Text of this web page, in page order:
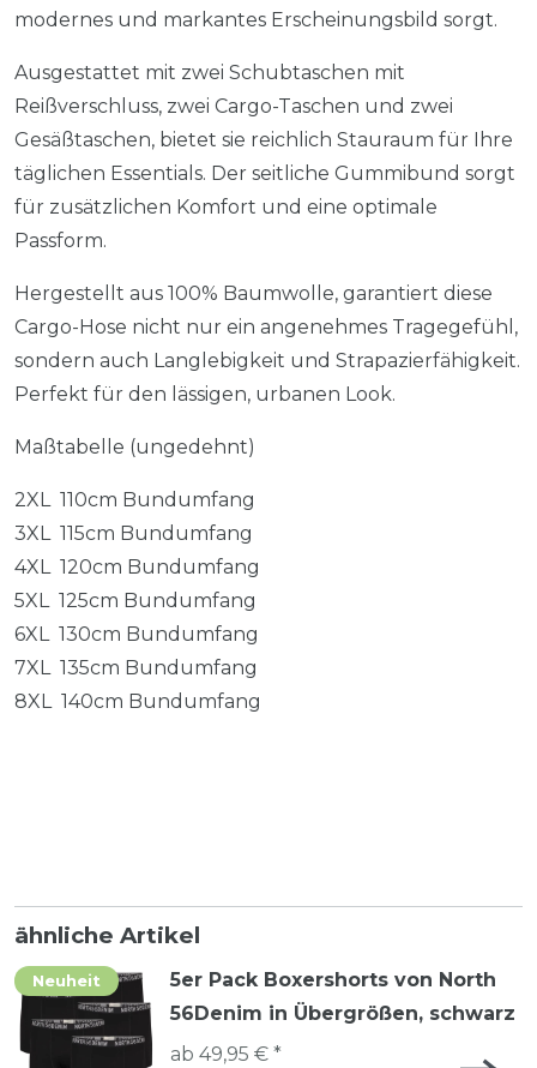
modernes und markantes Erscheinungsbild sorgt.
Ausgestattet mit zwei Schubtaschen mit
Reißverschluss, zwei Cargo-Taschen und zwei
Gesäßtaschen, bietet sie reichlich Stauraum für Ihre
täglichen Essentials. Der seitliche Gummibund sorgt
für zusätzlichen Komfort und eine optimale
Passform.
Hergestellt aus 100% Baumwolle, garantiert diese
Cargo-Hose nicht nur ein angenehmes Tragegefühl,
sondern auch Langlebigkeit und Strapazierfähigkeit.
Perfekt für den lässigen, urbanen Look.
Maßtabelle (ungedehnt)
2XL 110cm Bundumfang
3XL 115cm Bundumfang
4XL 120cm Bundumfang
5XL 125cm Bundumfang
6XL 130cm Bundumfang
7XL 135cm Bundumfang
8XL 140cm Bundumfang
ähnliche Artikel
Neuheit
5er Pack Boxershorts von North
56Denim in Übergrößen, schwarz
ab 49,95 € *